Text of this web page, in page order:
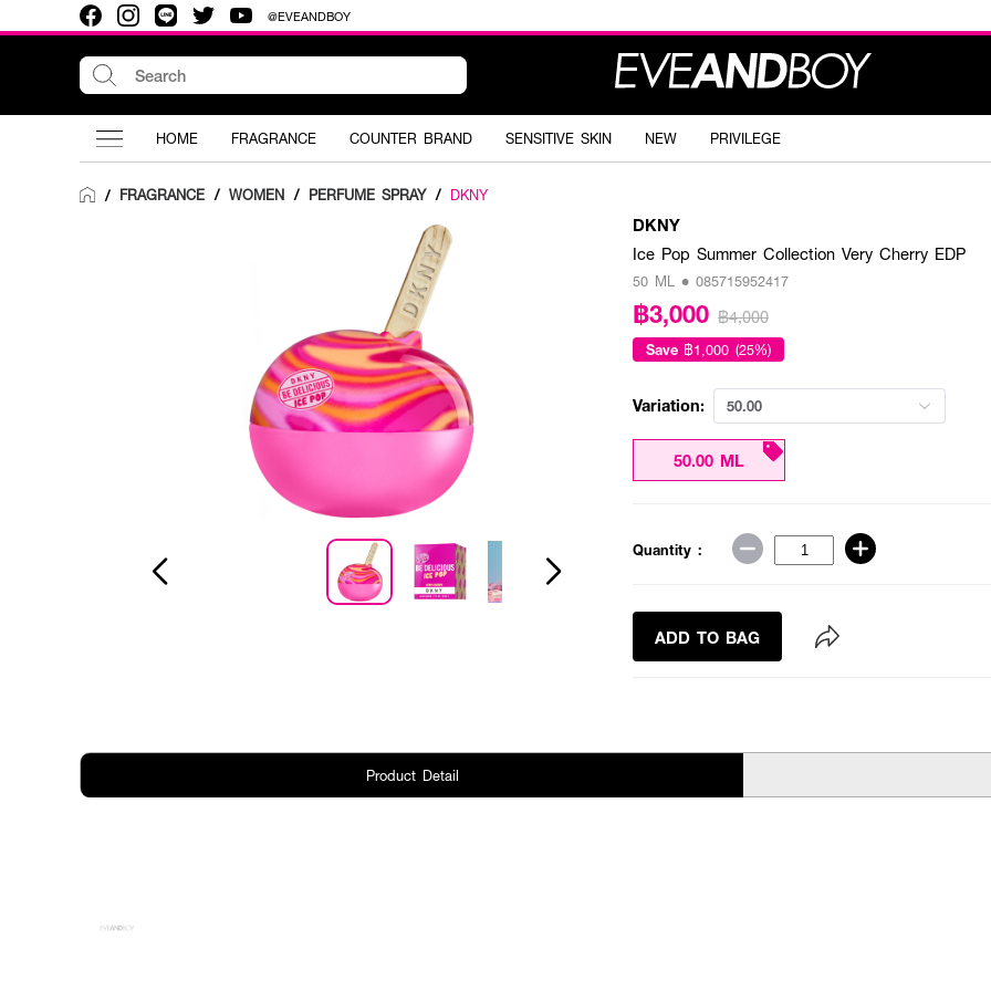
@EVEANDBOY
HOME FRAGRANCE COUNTER BRAND SENSITIVE SKIN NEW PRIVILEGE
/ FRAGRANCE / WOMEN / PERFUME SPRAY / DKNY
DKNY
Ice Pop Summer Collection Very Cherry EDP
50 ML • 085715952417
฿3,000 ฿4,000
Save ฿1,000 (25%)
Variation: 50.00
50.00 ML
Quantity :
ADD TO BAG
Product Detail